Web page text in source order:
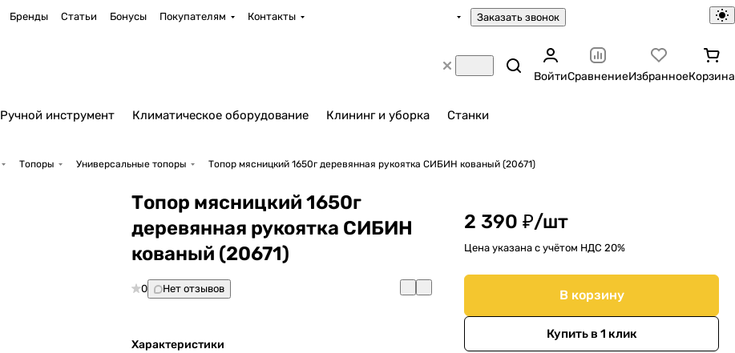
Бренды Статьи Бонусы Покупателям Контакты Заказать звонок
ВойтиСравнениеИзбранноеКорзина
Ручной инструмент Климатическое оборудование Клининг и уборка Станки
Топоры Универсальные топоры Топор мясницкий 1650г деревянная рукоятка СИБИН кованый (20671)
Топор мясницкий 1650г
деревянная рукоятка СИБИН
кованый (20671)
0 Нет отзывов
Характеристики
2 390 ₽/шт
Цена указана с учётом НДС 20%
В корзину
Купить в 1 клик